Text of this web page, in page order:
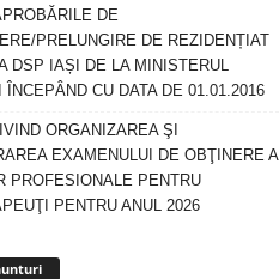
DE
PRELUNGIRE DE REZIDENȚIAT
DSP IAȘI DE LA MINISTERUL
CU DATA DE 01.01.2016
ORGANIZAREA ŞI
EXAMENULUI DE OBŢINERE A
PROFESIONALE PENTRU
PENTRU ANUL 2026